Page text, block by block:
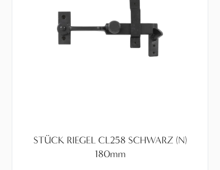
STÜCK RIEGEL CL258 SCHWARZ (N)
180mm